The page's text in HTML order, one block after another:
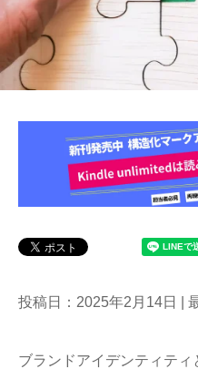
投稿日：2025年2月14日 |
ブランドアイデンティテ